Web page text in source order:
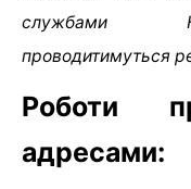
службами КП
проводитимуться
Роботи
адресами: